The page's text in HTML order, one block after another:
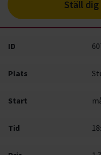
Ställ
ID
Plats
Start
Tid